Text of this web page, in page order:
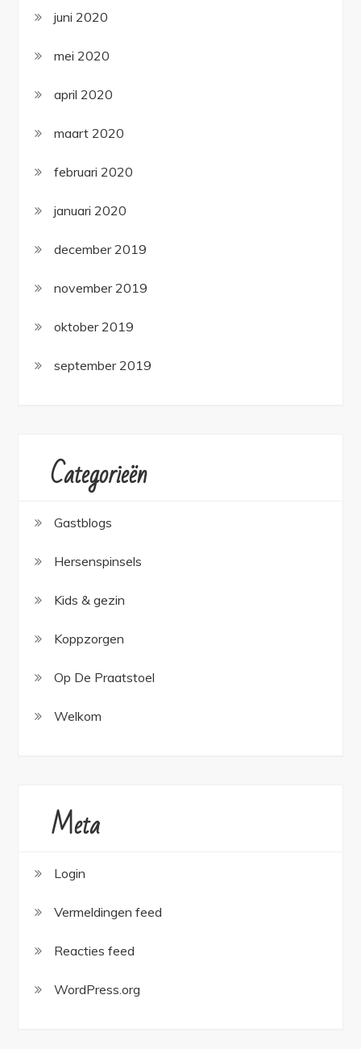
juni 2020
mei 2020
april 2020
maart 2020
februari 2020
januari 2020
december 2019
november 2019
oktober 2019
september 2019
Categorieën
Gastblogs
Hersenspinsels
Kids & gezin
Koppzorgen
Op De Praatstoel
Welkom
Meta
Login
Vermeldingen feed
Reacties feed
WordPress.org